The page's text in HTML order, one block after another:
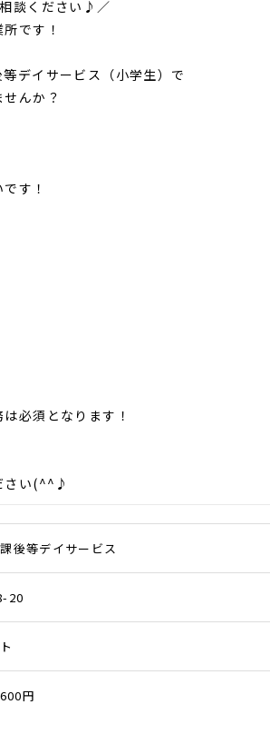
談ください♪／
です！
デイサービス（小学生）で
んか？
す！
必須となります！
さい(^^♪
後等デイサービス
20
円